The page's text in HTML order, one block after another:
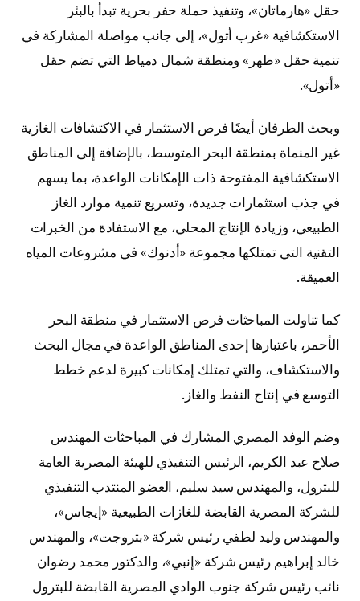
حقل «هارماتان»، وتنفيذ حملة حفر بحرية تبدأ بالبئر
الاستكشافية «غرب أتول»، إلى جانب مواصلة المشاركة في
تنمية حقل «ظهر» ومنطقة شمال دمياط التي تضم حقل
«أتول».
وبحث الطرفان أيضًا فرص الاستثمار في الاكتشافات الغازية
غير المنماة بمنطقة البحر المتوسط، بالإضافة إلى المناطق
الاستكشافية المفتوحة ذات الإمكانات الواعدة، بما يسهم
في جذب استثمارات جديدة، وتسريع تنمية موارد الغاز
الطبيعي، وزيادة الإنتاج المحلي، مع الاستفادة من الخبرات
التقنية التي تمتلكها مجموعة «أدنوك» في مشروعات المياه
العميقة.
كما تناولت المباحثات فرص الاستثمار في منطقة البحر
الأحمر، باعتبارها إحدى المناطق الواعدة في مجال البحث
والاستكشاف، والتي تمتلك إمكانات كبيرة لدعم خطط
التوسع في إنتاج النفط والغاز.
وضم الوفد المصري المشارك في المباحثات المهندس
صلاح عبد الكريم، الرئيس التنفيذي للهيئة المصرية العامة
للبترول، والمهندس سيد سليم، العضو المنتدب التنفيذي
للشركة المصرية القابضة للغازات الطبيعية «إيجاس»،
والمهندس وليد لطفي رئيس شركة «بتروجت»، والمهندس
خالد إبراهيم رئيس شركة «إنبي»، والدكتور محمد رضوان
نائب رئيس شركة جنوب الوادي المصرية القابضة للبترول